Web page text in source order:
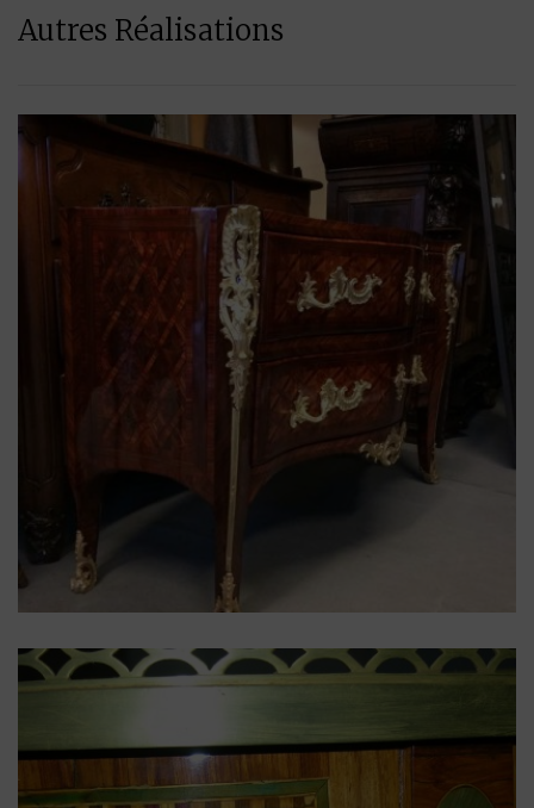
Autres Réalisations
Brice Peridiez, Commode,estampille,Louis XV
Commode Louis XV estampille
B. PERIDIEZ